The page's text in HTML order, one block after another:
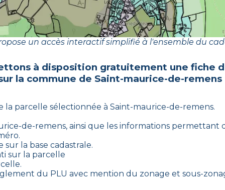
un accès interactif simplifié à l'ensemble du
à disposition gratuitement une fiche
la commune de Saint-maurice-de-remens
la parcelle sélectionnée à Saint-maurice-de-remens.
de-remens, ainsi que les informations permettant
sur la base cadastrale.
sur la parcelle
du PLU avec mention du zonage et sous-